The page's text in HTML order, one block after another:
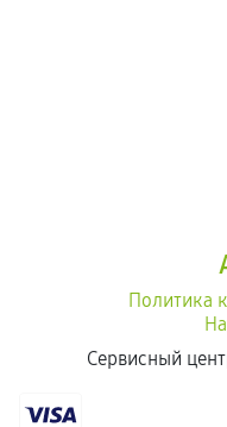
Политика
Сервисный